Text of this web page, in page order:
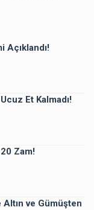
Açıklandı!
Et Kalmadı!
Zam!
Altın ve Gümüşten